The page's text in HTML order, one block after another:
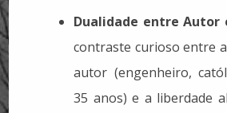
Dualidade entre Autor
contraste curioso entre
autor (engenheiro,
35 anos) e a liberdade